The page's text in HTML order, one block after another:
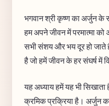
भगवान श्री कृष्ण का अर्जुन के
हम अपने जीवन में परमात्मा को
सभी संशय और भय दूर हो जाते
है जो हमें जीवन के हर संघर्ष में
यह अध्याय हमें यह भी
क्रमिक प्रक्रिया है। अर्जुन